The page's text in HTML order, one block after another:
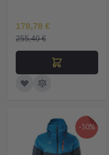
Īpaša Cena
178,78 €
255,40 €
-30%